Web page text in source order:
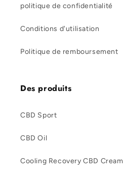
politique de confidentialité
Conditions d'utilisation
Politique de remboursement
Des produits
CBD Sport
CBD Oil
Cooling Recovery CBD Cream